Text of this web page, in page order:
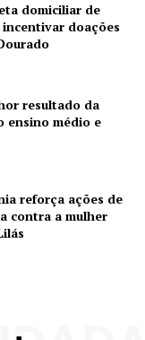
domiciliar de
doações
resultado da
ensino médio e
reforça ações de
contra a mulher